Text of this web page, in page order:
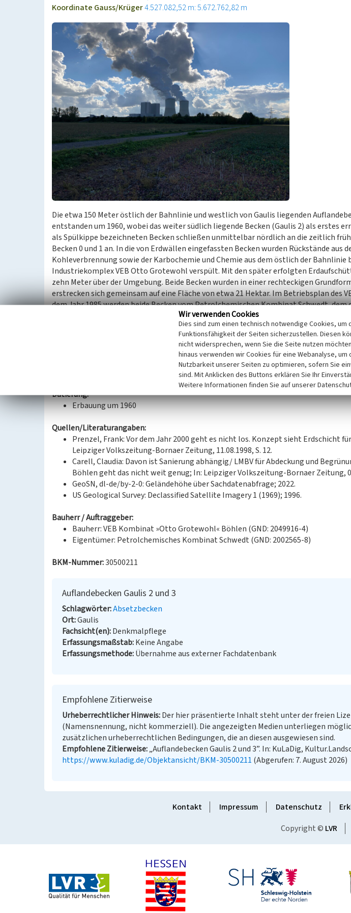
Koordinate Gauss/Krüger4.527.082,52 m: 5.672.762,82 m
Die etwa 150 Meter östlich der Bahnlinie und westlich von Gaulis liegenden
entstanden um 1960, wobei das weiter südlich liegende Becken (Gaulis 2) als erstes
als Spülkippe bezeichneten Becken schließen unmittelbar nördlich an die zeitlich
Becken 0 und 1 an. In die von Erdwällen eingefassten Becken wurden Rückstände aus
Kohleverbrennung sowie der Karbochemie und Chemie aus dem östlich der Bahnlinie
Industriekomplex VEB Otto Grotewohl verspült. Mit den später erfolgten
zehn Meter über der Umgebung. Beide Becken wurden in einer rechteckigen
erstrecken sich gemeinsam auf eine Fläche von etwa 21 Hektar. Im Betriebsplan des
dem Jahr 1985 werden beide Becken vom Petrolchemischen Kombinat Schwedt,
Die Sanierung der Becken im Betriebsabschlussplan sah entgegen der ursprünglich
Beseitigung die Abdeckung mit einer Erdschicht und Bepflanzung zur Eindämmung
(Isabell Schmock-Wieczorek, Landesamt für Denkmalpflege Sachsen, 2022)
Datierung:
Erbauung um 1960
Quellen/Literaturangaben:
Prenzel, Frank: Vor dem Jahr 2000 geht es nicht los. Konzept sieht Erdschicht
Leipziger Volkszeitung-Bornaer Zeitung, 11.08.1998, S. 12.
Carell, Claudia: Davon ist Sanierung abhängig/ LMBV für Abdeckung und
Böhlen geht das nicht weit genug; In: Leipziger Volkszeitung-Bornaer Zeitung,
GeoSN, dl-de/by-2-0: Geländehöhe über Sachdatenabfrage; 2022.
US Geological Survey: Declassified Satellite Imagery 1 (1969); 1996.
Bauherr / Auftraggeber:
Bauherr: VEB Kombinat »Otto Grotewohl« Böhlen (GND: 2049916-4)
Eigentümer: Petrolchemisches Kombinat Schwedt (GND: 2002565-8)
BKM-Nummer:30500211
Auflandebecken Gaulis 2 und 3
Schlagwörter Absetzbecken
Ort Gaulis
Fachsicht(en) Denkmalpflege
Erfassungsmaßstab Keine Angabe
Erfassungsmethode Übernahme aus externer Fachdatenbank
Empfohlene Zitierweise
Urheberrechtlicher Hinweis Der hier präsentierte Inhalt steht unter der freien
(Namensnennung, nicht kommerziell). Die angezeigten Medien unterliegen
zusätzlichen urheberrechtlichen Bedingungen, die an diesen ausgewiesen sind.
Empfohlene Zitierweise „Auflandebecken Gaulis 2 und 3”. In: KuLaDig,
https://www.kuladig.de/Objektansicht/BKM-30500211 (Abgerufen: 7. August 2026)
Kontakt Impressum Datenschutz
Copyright © LVR
Wir verwenden Cookies
Dies sind zum einen technisch notwendige Cookies, um
Funktionsfähigkeit der Seiten sicherzustellen. Diesen
nicht widersprechen, wenn Sie die Seite nutzen
hinaus verwenden wir Cookies für eine Webanalyse, um
Nutzbarkeit unserer Seiten zu optimieren, sofern Sie
sind. Mit Anklicken des Buttons erklären Sie Ihr
Weitere Informationen finden Sie auf unserer